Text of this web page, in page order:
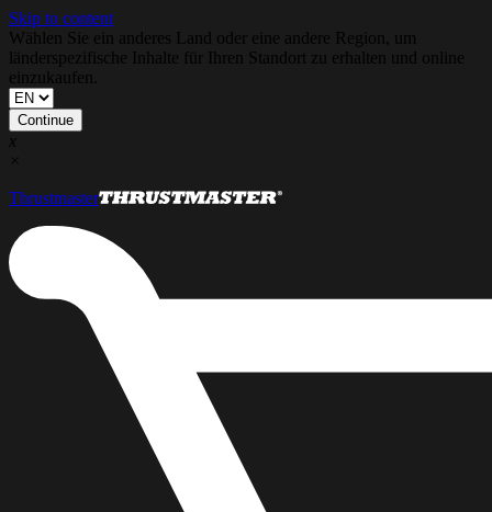
Skip to content
Wählen Sie ein anderes Land oder eine andere Region, um
länderspezifische Inhalte für Ihren Standort zu erhalten und online
einzukaufen.
Continue
x
×
Thrustmaster